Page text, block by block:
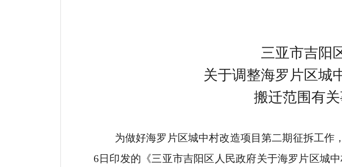
三亚市吉阳
关于调整海罗 片区城
搬迁范围有
为做好海罗片区城中村改造项目第二期征拆工作
6 日印发的《三亚市吉阳区人民政府关于海罗片区城